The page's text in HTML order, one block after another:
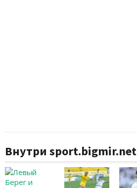
Внутри sport.bigmir.net